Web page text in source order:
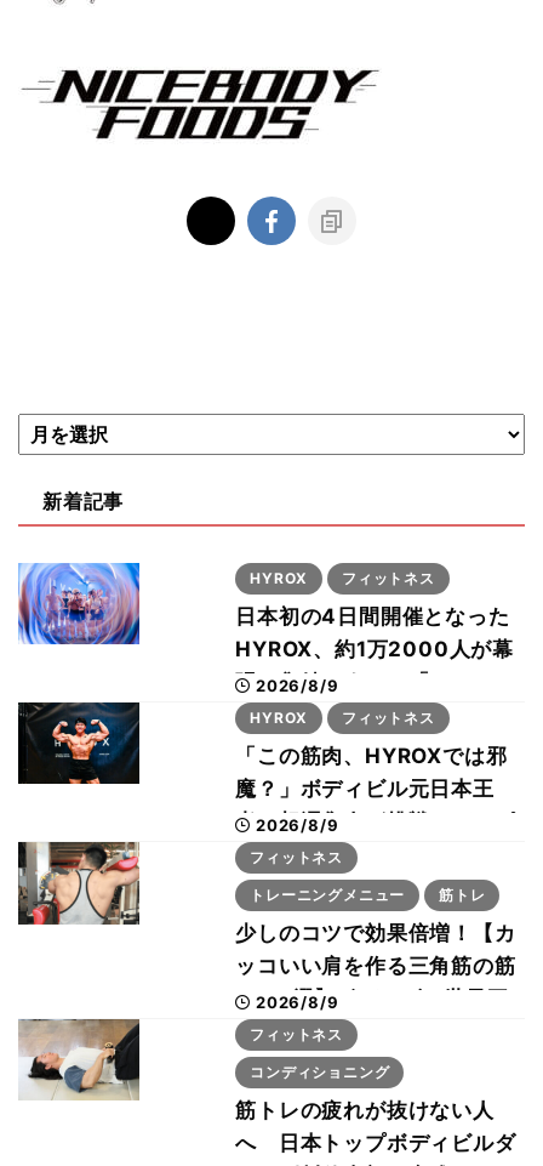
新着記事
HYROX フィットネス
日本初の4日間開催となった
HYROX、約1万2000人が幕
張に集結 すでに「2028、
29年の大会も準備」
2026/8/9
HYROX フィットネス
「この筋肉、HYROXでは邪
魔？」ボディビル元日本王
者・相澤隼人が挑戦 バーピ
ーでは驚異の種目2位
2026/8/9
フィットネス
トレーニングメニュー 筋トレ
少しのコツで効果倍増！【カ
ッコいい肩を作る三角筋の筋
トレ6選】ボディビル世界王
者が解説！
2026/8/9
フィットネス
コンディショニング
筋トレの疲れが抜けない人
へ 日本トップボディビルダ